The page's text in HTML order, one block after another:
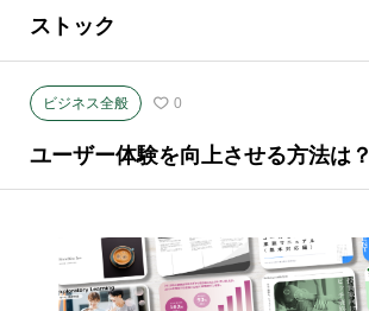
ストック
ビジネス全般 0
ユーザー体験を向上させる方法は？